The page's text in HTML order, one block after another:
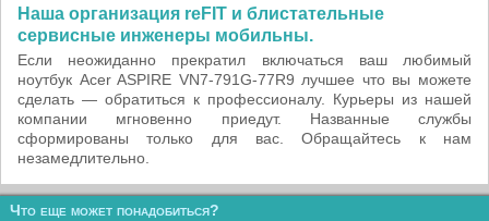
Наша организация reFIT и блистательные
сервисные инженеры мобильны.
Если неожиданно прекратил включаться ваш любимый
ноутбук Acer ASPIRE VN7-791G-77R9 лучшее что вы можете
сделать — обратиться к профессионалу. Курьеры из нашей
компании мгновенно приедут. Названные службы
сформированы только для вас. Обращайтесь к нам
незамедлительно.
Что еще может понадобиться?